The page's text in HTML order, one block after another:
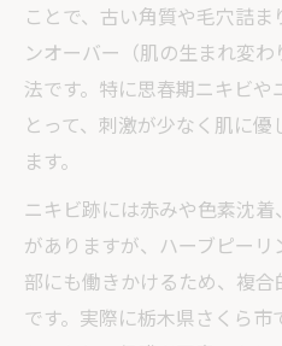
ことで、古い角質や毛穴詰
ンオーバー（肌の生まれ変
法です。特に思春期ニキビ
とって、刺激が少なく肌に
ます。
ニキビ跡には赤みや色素沈
がありますが、ハーブピー
部にも働きかけるため、複
です。実際に栃木県さくら